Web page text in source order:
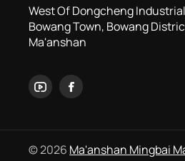
West Of Dongcheng
Bowang Town, Bowang
Ma'anshan
© 2026 Ma'anshan Mingbai